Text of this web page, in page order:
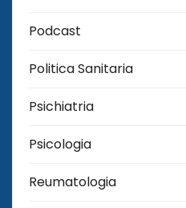
Podcast
Politica Sanitaria
Psichiatria
Psicologia
Reumatologia